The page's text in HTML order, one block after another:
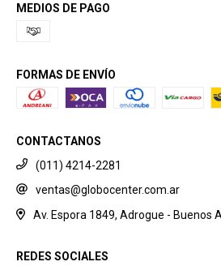
MEDIOS DE PAGO
FORMAS DE ENVÍO
CONTACTANOS
(011) 4214-2281
ventas@globocenter.com.ar
Av. Espora 1849, Adrogue - Buenos
REDES SOCIALES